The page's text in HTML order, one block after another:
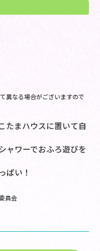
異なる場合がございますので
たまハウスに置いて自
ャワーでおふろ遊びを
ぱい！
員会